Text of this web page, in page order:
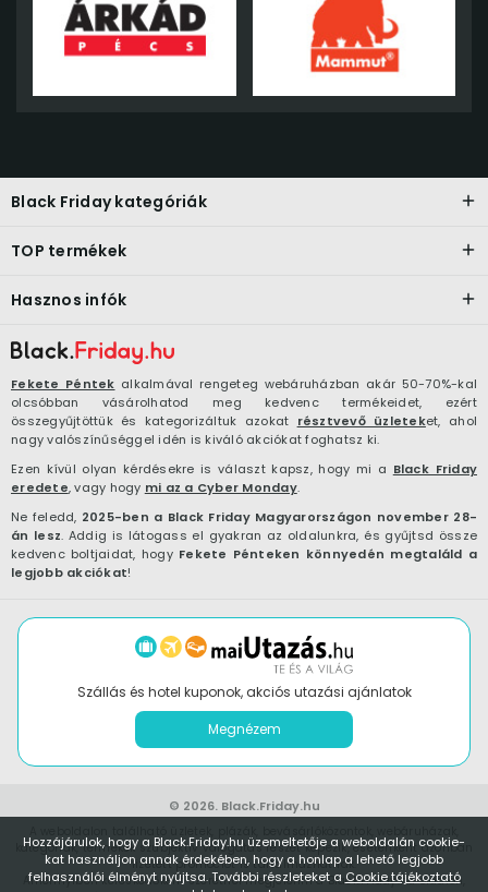
Hozzájárulok, hogy a Black.Friday.hu üzemeltetője a weboldalán cookie-
kat használjon annak érdekében, hogy a honlap a lehető legjobb
felhasználói élményt nyújtsa. További részleteket a Cookie tájékoztató
Fekete Péntek alkalmával rengeteg webáruházban akár 50-70%-kal
olcsóbban vásárolhatod meg kedvenc termékeidet, ezért
összegyűjtöttük és kategorizáltuk azokat résztvevő üzleteket, ahol
nagy valószínűséggel idén is kiváló akciókat foghatsz ki.
Ezen kívül olyan kérdésekre is választ kapsz, hogy mi a Black Friday
eredete, vagy hogy mi az a Cyber Monday.
Ne feledd, 2025-ben a Black Friday Magyarországon november 28-
án lesz. Addig is látogass el gyakran az oldalunkra, és gyűjtsd össze
kedvenc boltjaidat, hogy Fekete Pénteken könnyedén megtaláld a
legjobb akciókat!
Black Friday kategóriák
TOP termékek
Hasznos infók
Szállás és hotel kuponok, akciós utazási ajánlatok
Megnézem
© 2026. Black.Friday.hu
kategóriák, termékek szubjektív válogatás részét képezik, esetenként azonban
fizetett promóciót is tartalmazhatnak.
Amennyiben kereskedőként szeretnél megjelenni a Black.Friday.hu oldalon,